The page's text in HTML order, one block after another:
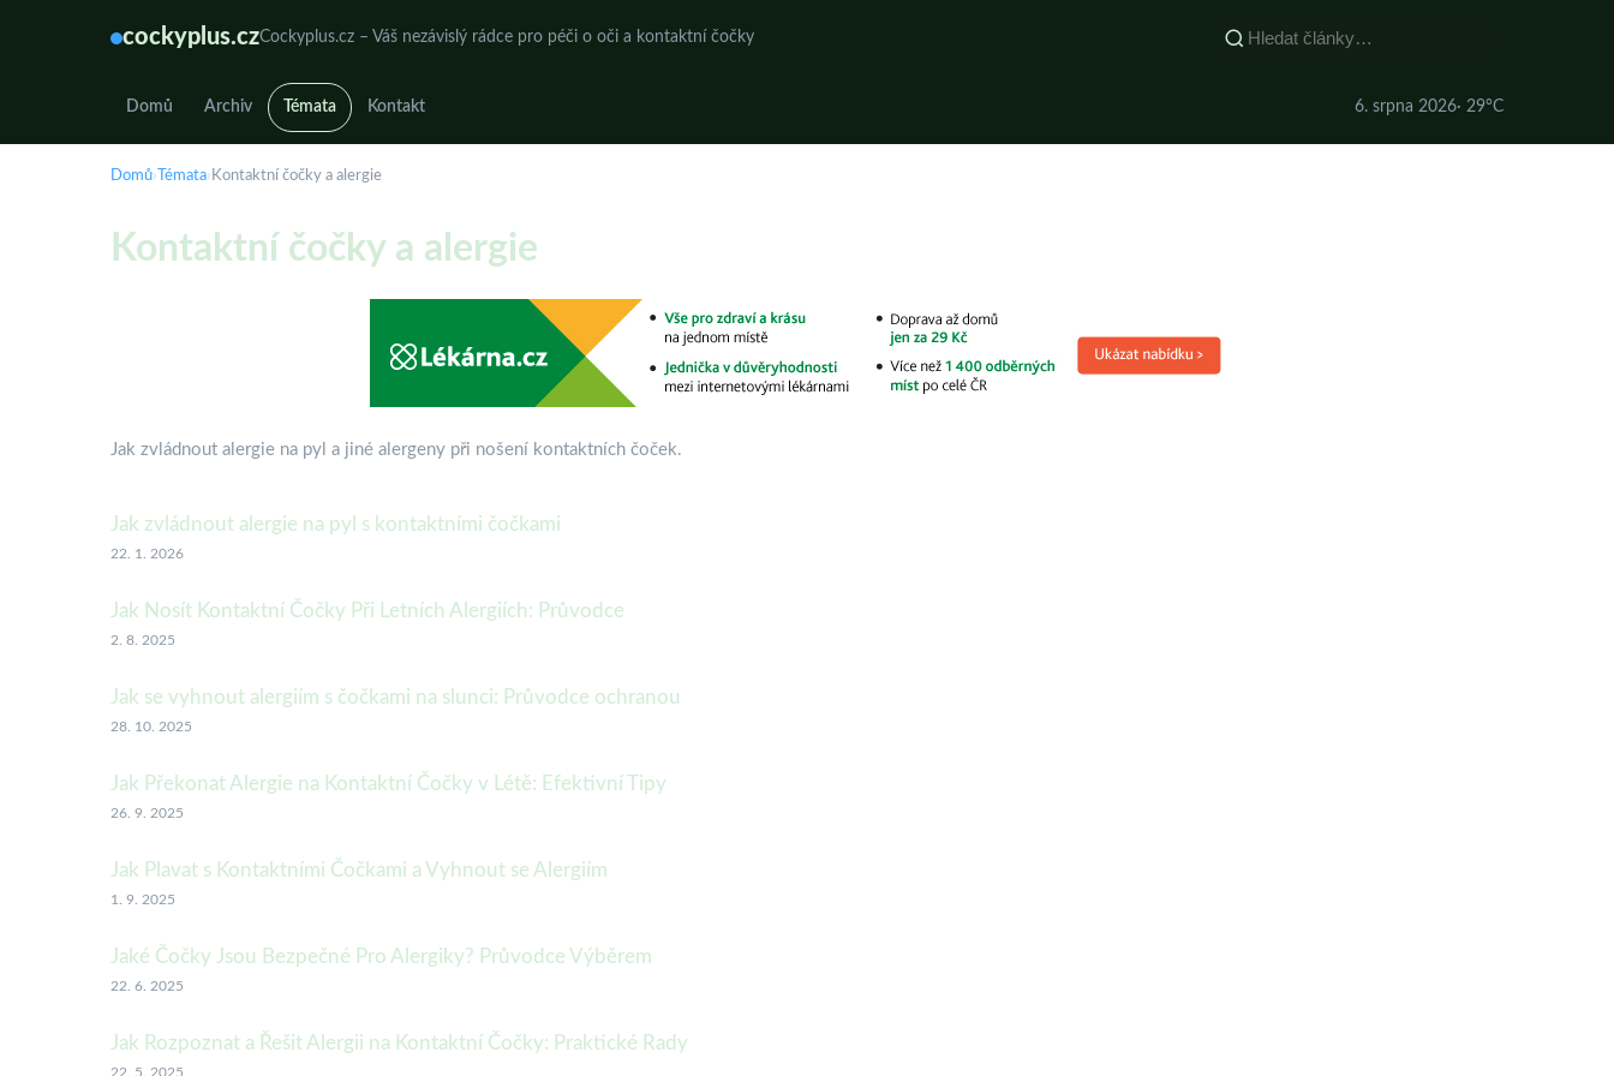
cockyplus.czCockyplus.cz – Váš nezávislý rádce pro péči o oči a kontaktní čočky
Domů Archiv Témata Kontakt 6. srpna 2026· 29°C
Domů› Témata› Kontaktní čočky a alergie
Kontaktní čočky a alergie
Jak zvládnout alergie na pyl a jiné alergeny při nošení kontaktních čoček.
Jak zvládnout alergie na pyl s kontaktními čočkami
22. 1. 2026
Jak Nosít Kontaktní Čočky Při Letních Alergiích: Průvodce
2. 8. 2025
Jak se vyhnout alergiím s čočkami na slunci: Průvodce ochranou
28. 10. 2025
Jak Překonat Alergie na Kontaktní Čočky v Létě: Efektivní Tipy
26. 9. 2025
Jak Plavat s Kontaktními Čočkami a Vyhnout se Alergiím
1. 9. 2025
Jaké Čočky Jsou Bezpečné Pro Alergiky? Průvodce Výběrem
22. 6. 2025
Jak Rozpoznat a Řešit Alergii na Kontaktní Čočky: Praktické Rady
22. 5. 2025